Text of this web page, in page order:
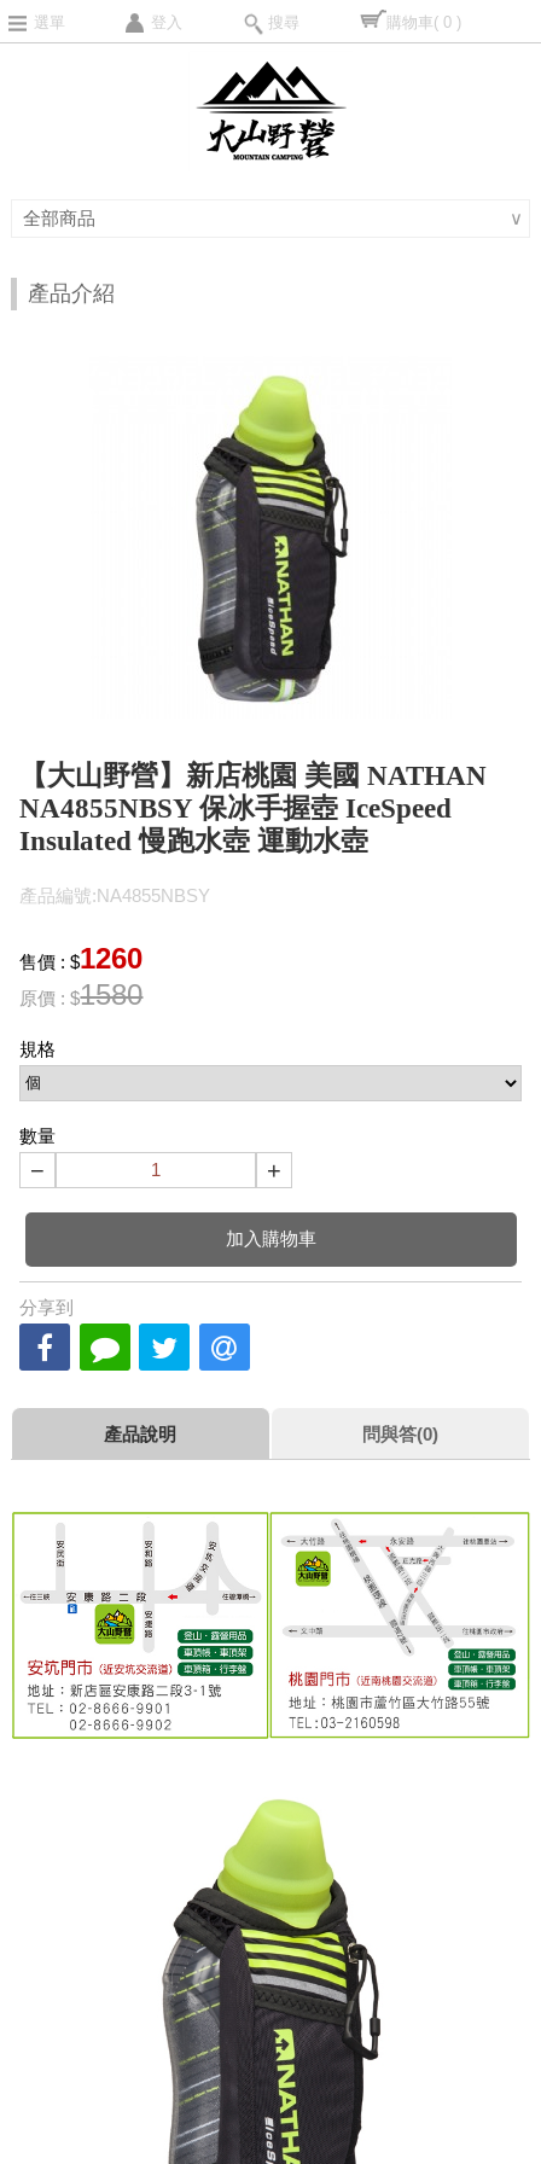
選單 登入 搜尋 購物車( 0 )
全部商品 ∨
產品介紹
【大山野營】新店桃園 美國 NATHAN
NA4855NBSY 保冰手握壺 IceSpeed
Insulated 慢跑水壺 運動水壺
產品編號:NA4855NBSY
售價 : $1260
原價 : $1580
規格
數量
− +
加入購物車
分享到
產品說明 問與答(0)